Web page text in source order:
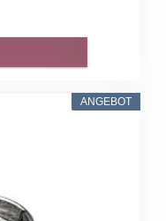
ANGEBOT